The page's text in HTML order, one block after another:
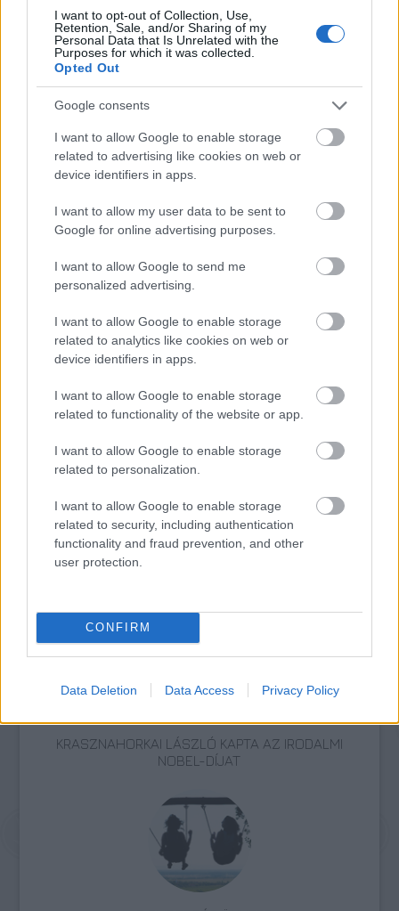
I want to opt-out of Collection, Use,
Retention, Sale, and/or Sharing of my
Personal Data that Is Unrelated with the
Purposes for which it was collected.
Opted Out
Google consents
I want to allow Google to enable storage
related to advertising like cookies on web or
device identifiers in apps.
I want to allow my user data to be sent to
Google for online advertising purposes.
I want to allow Google to send me
personalized advertising.
I want to allow Google to enable storage
related to analytics like cookies on web or
device identifiers in apps.
I want to allow Google to enable storage
related to functionality of the website or app.
I want to allow Google to enable storage
related to personalization.
I want to allow Google to enable storage
related to security, including authentication
functionality and fraud prevention, and other
user protection.
CONFIRM
Data Deletion Data Access Privacy Policy
George Szirtes által készített angol nyelvű
fordításagyőzött a próza kategóriában
2009-ben pedig Bartis AttilaA nyugalom
regényének angol nyelvű kiadását díjazták,
amelyTranquility
címmel jelent meg Goldstein
A nemzetközi irodalomnak szentelt Three
Percent online magazint 2007-ben indították
útjára, elnevezése arra utal, hogy az Egyesült
Államokban megjelenő könyveknek
mindössze 3 százaléka fordítás.
Forrás:MTI
Műfordítás
KRASZNAHORKAI LÁSZLÓ NOBEL-DÍJAS ÍRÓ
VILÁGA SZENTENDRÉN – OKTÓBER VÉGÉIG
KRASZNAHORKAI LÁSZLÓ KAPTA AZ IRODALMI
NOBEL-DÍJAT